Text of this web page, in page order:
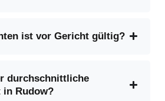
ist vor Gericht gültig?
durchschnittliche
in Rudow?